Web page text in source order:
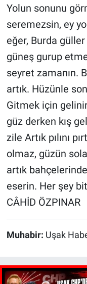
Yolun sonunu
seremezsin, ey
eğer, Burda
güneş gurup
seyret zamanın.
artık. Hüzünle
Gitmek için
güz derken kış
zile Artık pılını
olmaz, güzün
artık
eserin. Her şey
CÂHİD ÖZPINAR
Muhabir: Uşak
Manşet
Resmi İlanlar
Sağlık
Son Dakika
Spor
Uşak Haberleri